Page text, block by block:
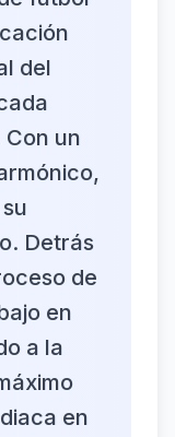
del
un
Detrás
de
en
a la
en